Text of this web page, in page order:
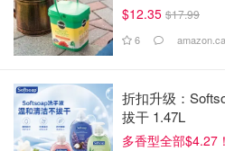
$12.35 $17.99
6 amazon.ca
折扣升级：
拔干 1.47L
多香型全部$4.27！